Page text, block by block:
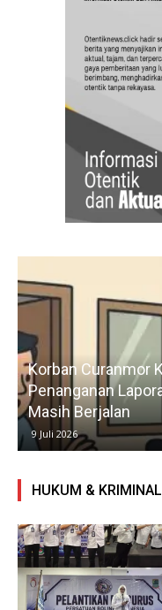
Korban Curanmor
Penanganan
Masih Berjalan
9 Juli 2026
HUKUM & KRIMINAL